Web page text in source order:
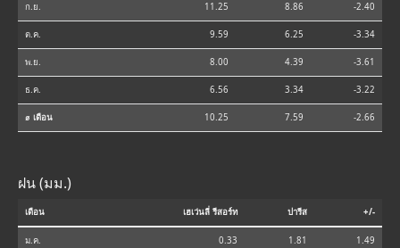
ก.ย. 11.25 8.86 -2.40
ต.ค. 9.59 6.25 -3.34
พ.ย. 8.00 4.39 -3.61
ธ.ค. 6.56 3.34 -3.22
⌀ เดือน 10.25 7.59 -2.66
ฝน (มม.)
เดือน เฮเว่นลี่ รีสอร์ท ปารีส +/-
ม.ค. 0.33 1.81 1.49